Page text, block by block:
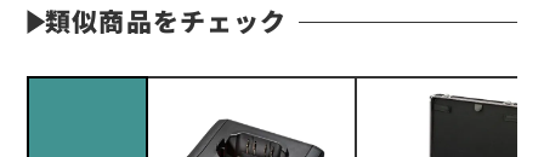
類似商品をチェック